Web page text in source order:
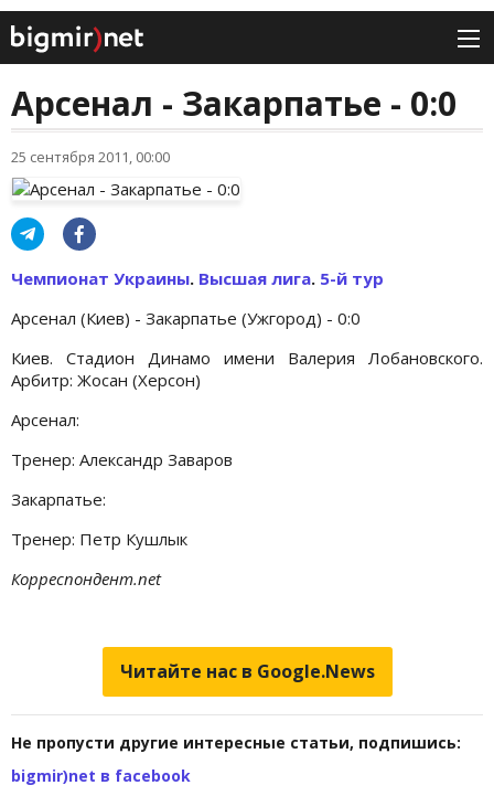
Арсенал - Закарпатье - 0:0
25 сентября 2011, 00:00
Чемпионат Украины. Высшая лига. 5-й тур
Арсенал (Киев) - Закарпатье (Ужгород) - 0:0
Киев. Стадион Динамо имени Валерия Лобановского.
Арбитр: Жосан (Херсон)
Арсенал:
Тренер: Александр Заваров
Закарпатье:
Тренер: Петр Кушлык
Корреспондент.net
Читайте нас в Google.News
Не пропусти другие интересные статьи, подпишись:
bigmir)net в facebook